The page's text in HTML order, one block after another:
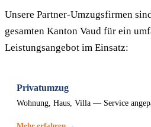
Unsere Partner-Umzugsfirmen
gesamten Kanton Vaud für ein
Leistungsangebot im Einsatz:
Privatumzug
Wohnung, Haus, Villa — Service